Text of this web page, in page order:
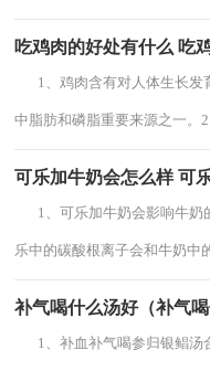
吃鸡肉的好处有什么 吃
1、鸡肉含有对人体生长发
中脂肪和磷脂重要来源之一。
可乐加牛奶会怎么样 可
1、可乐加牛奶会影响牛奶
乐中的碳酸根离子会和牛奶中
补气喝什么汤好（补气喝
1、补血补气喝参归银鲳汤